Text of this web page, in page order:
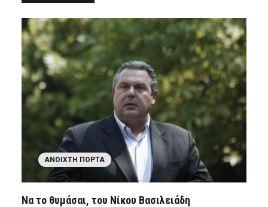
ΑΝΟΙΧΤΉ ΠΌΡΤΑ
Να το θυμάσαι, του Νίκου Βασιλειάδη